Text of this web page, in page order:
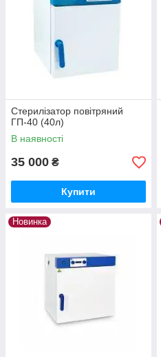
Стерилізатор повітряний
ГП-40 (40л)
В наявності
35 000 ₴
Купити
Новинка